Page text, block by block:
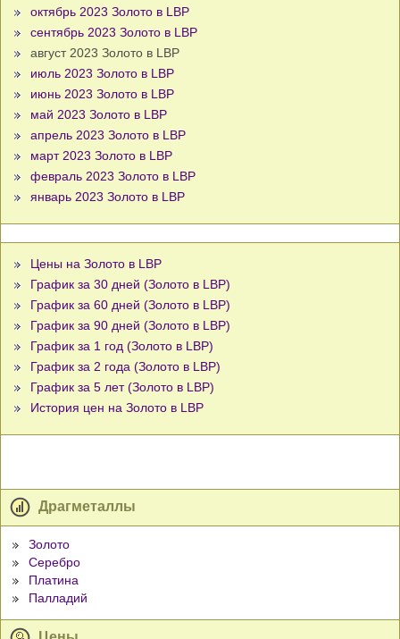
октябрь 2023 Золото в LBP
сентябрь 2023 Золото в LBP
август 2023 Золото в LBP
июль 2023 Золото в LBP
июнь 2023 Золото в LBP
май 2023 Золото в LBP
апрель 2023 Золото в LBP
март 2023 Золото в LBP
февраль 2023 Золото в LBP
январь 2023 Золото в LBP
Цены на Золото в LBP
График за 30 дней (Золото в LBP)
График за 60 дней (Золото в LBP)
График за 90 дней (Золото в LBP)
График за 1 год (Золото в LBP)
График за 2 года (Золото в LBP)
График за 5 лет (Золото в LBP)
История цен на Золото в LBP
Драгметаллы
Золото
Серебро
Платина
Палладий